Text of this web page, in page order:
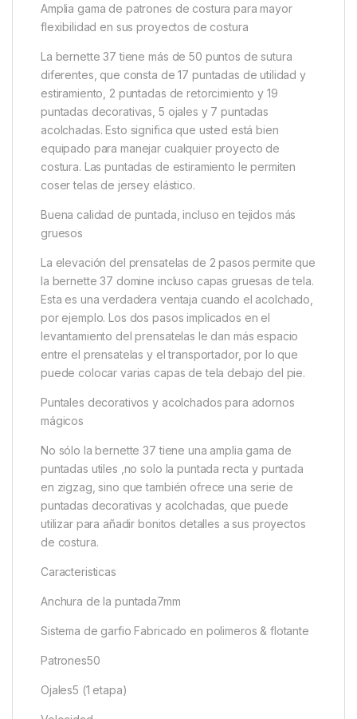
Amplia gama de patrones de costura para mayor
flexibilidad en sus proyectos de costura
La bernette 37 tiene más de 50 puntos de sutura
diferentes, que consta de 17 puntadas de utilidad y
estiramiento, 2 puntadas de retorcimiento y 19
puntadas decorativas, 5 ojales y 7 puntadas
acolchadas. Esto significa que usted está bien
equipado para manejar cualquier proyecto de
costura. Las puntadas de estiramiento le permiten
coser telas de jersey elástico.
Buena calidad de puntada, incluso en tejidos más
gruesos
La elevación del prensatelas de 2 pasos permite que
la bernette 37 domine incluso capas gruesas de tela.
Esta es una verdadera ventaja cuando el acolchado,
por ejemplo. Los dos pasos implicados en el
levantamiento del prensatelas le dan más espacio
entre el prensatelas y el transportador, por lo que
puede colocar varias capas de tela debajo del pie.
Puntales decorativos y acolchados para adornos
mágicos
No sólo la bernette 37 tiene una amplia gama de
puntadas utiles ,no solo la puntada recta y puntada
en zigzag, sino que también ofrece una serie de
puntadas decorativas y acolchadas, que puede
utilizar para añadir bonitos detalles a sus proyectos
de costura.
Caracteristicas
Anchura de la puntada7mm
Sistema de garfio Fabricado en polimeros & flotante
Patrones50
Ojales5 (1 etapa)